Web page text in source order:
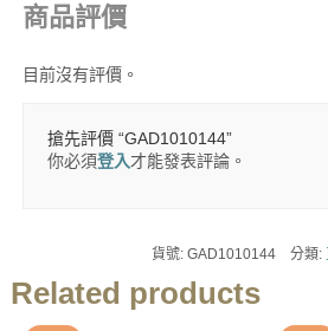
商品評價
目前沒有評價。
搶先評價 “GAD1010144”
你必須登入才能發表評論。
貨號:GAD1010144 分類:
Related products